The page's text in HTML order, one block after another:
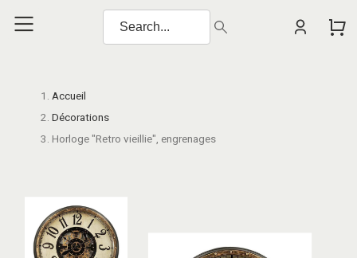
Accueil
Décorations
Horloge "Retro vieillie", engrenages